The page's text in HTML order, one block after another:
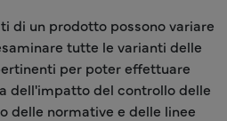
di un prodotto possono variare
tutte le varianti delle
per poter effettuare
dell'impatto del controllo delle
delle normative e delle linee